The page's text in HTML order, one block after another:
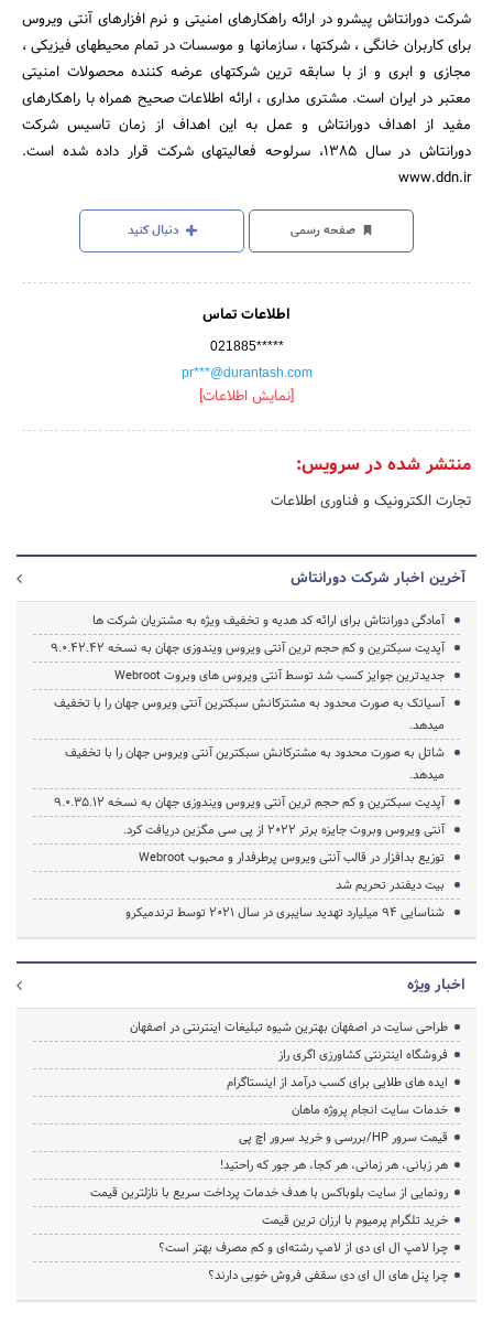
شرکت دورانتاش پیشرو در ارائه راهکارهای امنیتی و نرم افزارهای آنتی ویروس
برای کاربران خانگی ، شرکتها ، سازمانها و موسسات در تمام محیطهای فیزیکی ،
مجازی و ابری و از با سابقه ترین شرکتهای عرضه کننده محصولات امنیتی
معتبر در ایران است. مشتری مداری ، ارائه اطلاعات صحیح همراه با راهکارهای
مفید از اهداف دورانتاش و عمل به این اهداف از زمان تاسیس شرکت
دورانتاش در سال 1385، سرلوحه فعالیتهای شرکت قرار داده شده است.
www.ddn.ir
صفحه رسمی دنبال کنید
اطلاعات تماس
021885*****
pr***@durantash.com
[نمایش اطلاعات]
منتشر شده در سرویس:
تجارت الکترونیک و فناوری اطلاعات
آخرین اخبار شرکت دورانتاش
آمادگی دورانتاش برای ارائه کد هدیه و تخفیف ویژه به مشتریان شرکت ها
آپدیت سبکترین و کم حجم ترین آنتی ویروس ویندوزی جهان به نسخه 9.0.42.42
جدیدترین جوایز کسب شد توسط آنتی ویروس های وبروت Webroot
آسیاتک به صورت محدود به مشترکانش سبکترین آنتی ویروس جهان را با تخفیف
میدهد.
شاتل به صورت محدود به مشترکانش سبکترین آنتی ویروس جهان را با تخفیف
میدهد.
آپدیت سبکترین و کم حجم ترین آنتی ویروس ویندوزی جهان به نسخه 9.0.35.12
آنتی ویروس وبروت جایزه برتر 2022 از پی سی مگزین دریافت کرد.
توزیع بدافزار در قالب آنتی ویروس پرطرفدار و محبوب Webroot
بیت دیفندر تحریم شد
شناسایی 94 میلیارد تهدید سایبری در سال 2021 توسط ترندمیکرو
اخبار ویژه
طراحی سایت در اصفهان بهترین شیوه تبلیغات اینترنتی در اصفهان
فروشگاه اینترنتی کشاورزی اگری راز
ایده های طلایی برای کسب درآمد از اینستاگرام
خدمات سایت انجام پروژه ماهان
قیمت سرور HP/بررسی و خرید سرور اچ پی
هر زبانی، هر زمانی، هر کجا، هر جور که راحتید!
رونمایی از سایت بلوباکس با هدف خدمات پرداخت سریع با نازلترین قیمت
خرید تلگرام پرمیوم با ارزان ترین قیمت
چرا لامپ ال ای دی از لامپ رشته‌ای و کم مصرف بهتر است؟
چرا پنل های ال ای دی سقفی فروش خوبی دارند؟